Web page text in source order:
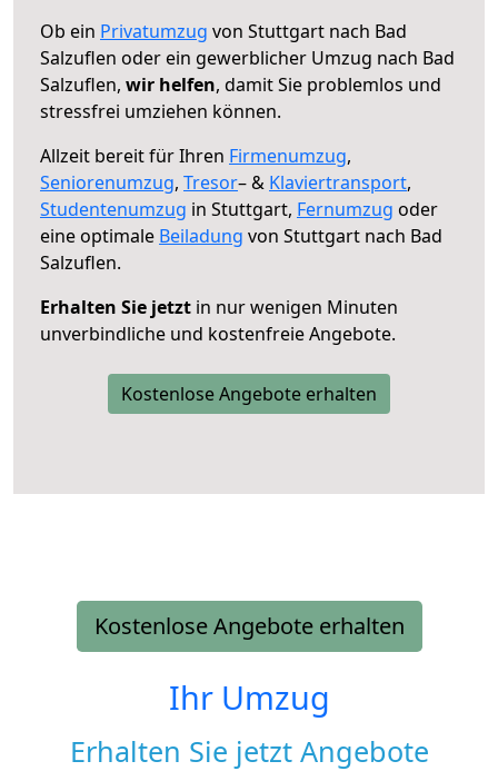
Ob ein Privatumzug von Stuttgart nach Bad
Salzuflen oder ein gewerblicher Umzug nach Bad
Salzuflen, wir helfen, damit Sie problemlos und
stressfrei umziehen können.
Allzeit bereit für Ihren Firmenumzug,
Seniorenumzug, Tresor– & Klaviertransport,
Studentenumzug in Stuttgart, Fernumzug oder
eine optimale Beiladung von Stuttgart nach Bad
Salzuflen.
Erhalten Sie jetzt in nur wenigen Minuten
unverbindliche und kostenfreie Angebote.
Kostenlose Angebote erhalten
Kostenlose Angebote erhalten
Ihr Umzug
Erhalten Sie jetzt Angebote